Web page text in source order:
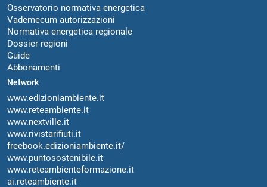
Osservatorio normativa energetica
Vademecum autorizzazioni
Normativa energetica regionale
Dossier regioni
Guide
Abbonamenti
Network
www.edizioniambiente.it
www.reteambiente.it
www.nextville.it
www.rivistarifiuti.it
freebook.edizioniambiente.it/
www.puntosostenibile.it
www.reteambienteformazione.it
ai.reteambiente.it